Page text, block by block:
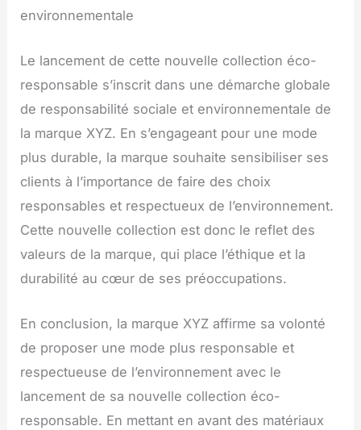
environnementale
Le lancement de cette nouvelle collection éco-
responsable s’inscrit dans une démarche globale
de responsabilité sociale et environnementale de
la marque XYZ. En s’engageant pour une mode
plus durable, la marque souhaite sensibiliser ses
clients à l’importance de faire des choix
responsables et respectueux de l’environnement.
Cette nouvelle collection est donc le reflet des
valeurs de la marque, qui place l’éthique et la
durabilité au cœur de ses préoccupations.
En conclusion, la marque XYZ affirme sa volonté
de proposer une mode plus responsable et
respectueuse de l’environnement avec le
lancement de sa nouvelle collection éco-
responsable. En mettant en avant des matériaux